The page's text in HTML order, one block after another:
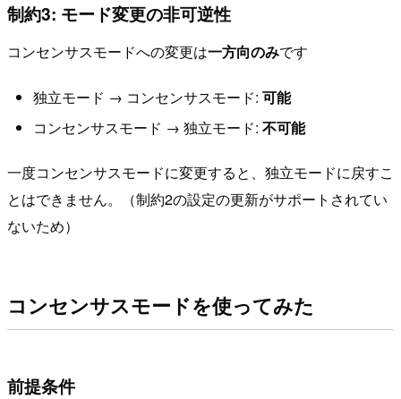
制約3: モード変更の非可逆性
コンセンサスモードへの変更は一方向のみです
独立モード → コンセンサスモード: 可能
コンセンサスモード → 独立モード: 不可能
一度コンセンサスモードに変更すると、独立モードに戻すこ
とはできません。（制約2の設定の更新がサポートされてい
ないため）
コンセンサスモードを使ってみた
前提条件